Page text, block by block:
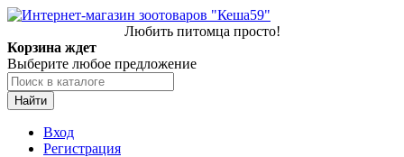
Любить питомца просто!
Корзина ждет
Выберите любое предложение
Найти
Вход
Регистрация